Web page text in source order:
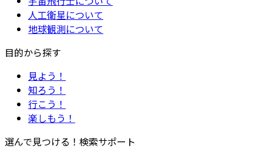
人工衛星について
地球観測について
目的から探す
見よう！
知ろう！
行こう！
楽しもう！
選んで見つける！検索サポート